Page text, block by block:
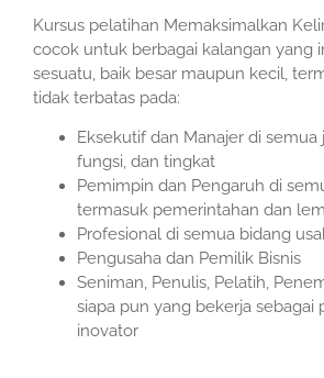
Kursus pelatihan Memaksimalkan
cocok untuk berbagai kalangan yang
sesuatu, baik besar maupun kecil,
tidak terbatas pada:
Eksekutif dan Manajer di semua
fungsi, dan tingkat
Pemimpin dan Pengaruh di
termasuk pemerintahan dan
Profesional di semua bidang
Pengusaha dan Pemilik Bisnis
Seniman, Penulis, Pelatih,
siapa pun yang bekerja sebagai
inovator